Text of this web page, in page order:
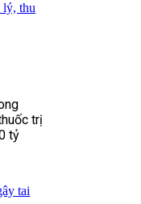
lý, thu
trị
tỷ
tai